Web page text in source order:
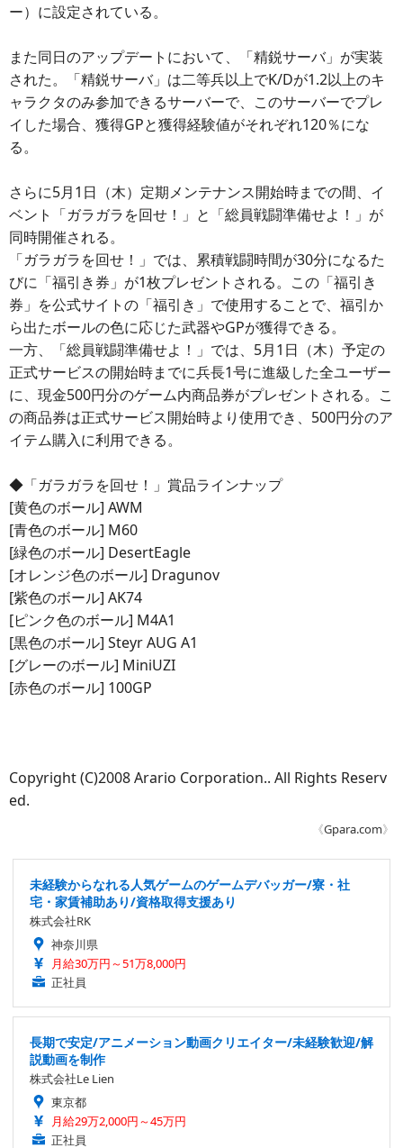
ー）に設定されている。
また同日のアップデートにおいて、「精鋭サーバ」が実装
された。「精鋭サーバ」は二等兵以上でK/Dが1.2以上のキ
ャラクタのみ参加できるサーバーで、このサーバーでプレ
イした場合、獲得GPと獲得経験値がそれぞれ120％にな
る。
さらに5月1日（木）定期メンテナンス開始時までの間、イ
ベント「ガラガラを回せ！」と「総員戦闘準備せよ！」が
同時開催される。
「ガラガラを回せ！」では、累積戦闘時間が30分になるた
びに「福引き券」が1枚プレゼントされる。この「福引き
券」を公式サイトの「福引き」で使用することで、福引か
ら出たボールの色に応じた武器やGPが獲得できる。
一方、「総員戦闘準備せよ！」では、5月1日（木）予定の
正式サービスの開始時までに兵長1号に進級した全ユーザー
に、現金500円分のゲーム内商品券がプレゼントされる。こ
の商品券は正式サービス開始時より使用でき、500円分のア
イテム購入に利用できる。
◆「ガラガラを回せ！」賞品ラインナップ
[黄色のボール] AWM
[青色のボール] M60
[緑色のボール] DesertEagle
[オレンジ色のボール] Dragunov
[紫色のボール] AK74
[ピンク色のボール] M4A1
[黒色のボール] Steyr AUG A1
[グレーのボール] MiniUZI
[赤色のボール] 100GP
Copyright (C)2008 Arario Corporation.. All Rights Reserv
ed.
《Gpara.com》
未経験からなれる人気ゲームのゲームデバッガー/寮・社
宅・家賃補助あり/資格取得支援あり
株式会社RK
神奈川県
月給30万円～51万8,000円
正社員
長期で安定/アニメーション動画クリエイター/未経験歓迎/解
説動画を制作
株式会社Le Lien
東京都
月給29万2,000円～45万円
正社員